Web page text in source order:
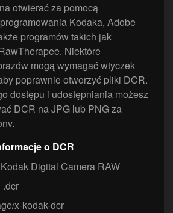
otwierać za pomocą
Kodaka, Adobe
programów takich jak
Niektóre
mogą wymagać wtyczek
poprawnie otworzyć pliki DCR.
dostępu i udostępniania możesz
DCR na JPG lub PNG za
o DCR
Kodak Digital Camera RAW
.dcr
x-kodak-dcr